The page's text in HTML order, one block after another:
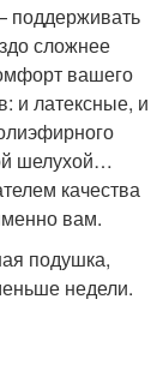
поддерживать
сложнее
вашего
и латексные, и
шелухой…
качества
вам.
подушка,
недели.